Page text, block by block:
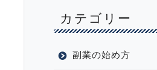
カテゴリー
副業の始め方